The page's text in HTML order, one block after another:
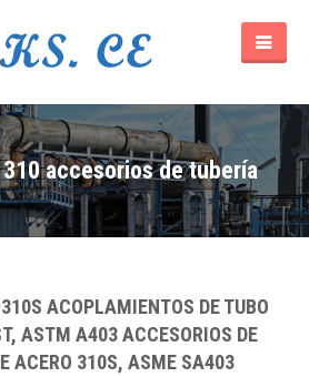
accesorios de tubería
ACOPLAMIENTOS DE TUBO
ASTM A403 ACCESORIOS DE
ACERO 310S, ASME SA403